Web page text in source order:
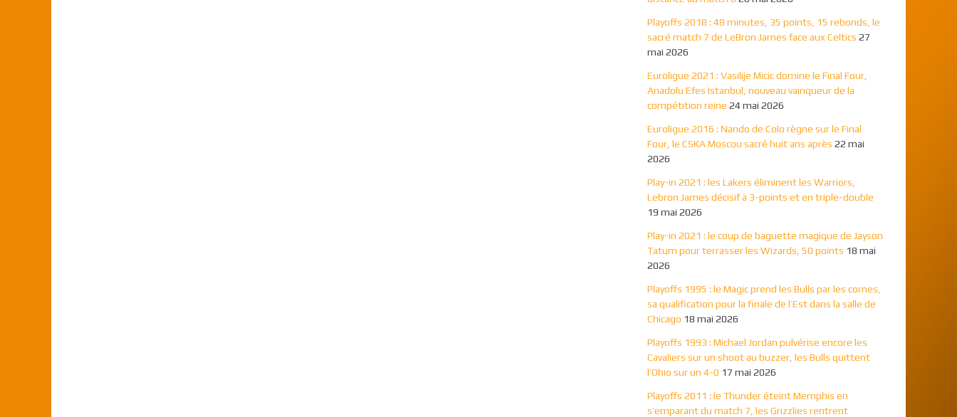
Playoffs 2018 : 48 minutes, 35 points, 15 rebonds, le
sacré match 7 de LeBron James face aux Celtics 27
mai 2026
Euroligue 2021 : Vasilije Micic domine le Final Four,
Anadolu Efes Istanbul, nouveau vainqueur de la
compétition reine 24 mai 2026
Euroligue 2016 : Nando de Colo règne sur le Final
Four, le CSKA Moscou sacré huit ans après 22 mai
2026
Play-in 2021 : les Lakers éliminent les Warriors,
Lebron James décisif à 3-points et en triple-double
19 mai 2026
Play-in 2021 : le coup de baguette magique de Jayson
Tatum pour terrasser les Wizards, 50 points 18 mai
2026
Playoffs 1995 : le Magic prend les Bulls par les cornes,
sa qualification pour la finale de l’Est dans la salle de
Chicago 18 mai 2026
Playoffs 1993 : Michael Jordan pulvérise encore les
Cavaliers sur un shoot au buzzer, les Bulls quittent
l’Ohio sur un 4-0 17 mai 2026
Playoffs 2011 : le Thunder éteint Memphis en
s’emparant du match 7, les Grizzlies rentrent